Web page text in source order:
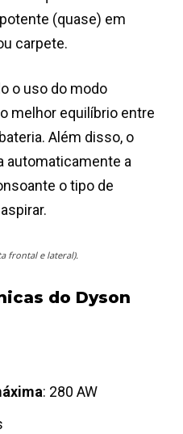
(quase) em
carpete.
o uso do modo
melhor equilíbrio entre
Além disso, o
automaticamente a
o tipo de
frontal e lateral).
do Dyson
: 280 AW